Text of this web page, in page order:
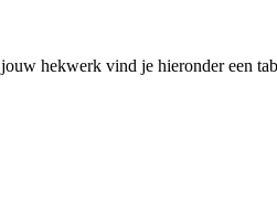
hekwerk vind je hieronder een